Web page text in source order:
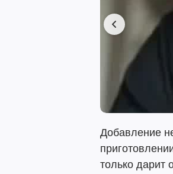
Добавление
только дарит